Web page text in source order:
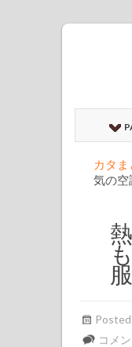
カタま
気の空
熱
コメ